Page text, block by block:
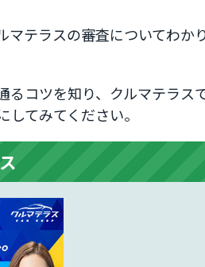
マテラスの審査についてわか
るコツを知り、クルマテラス
てみてください。